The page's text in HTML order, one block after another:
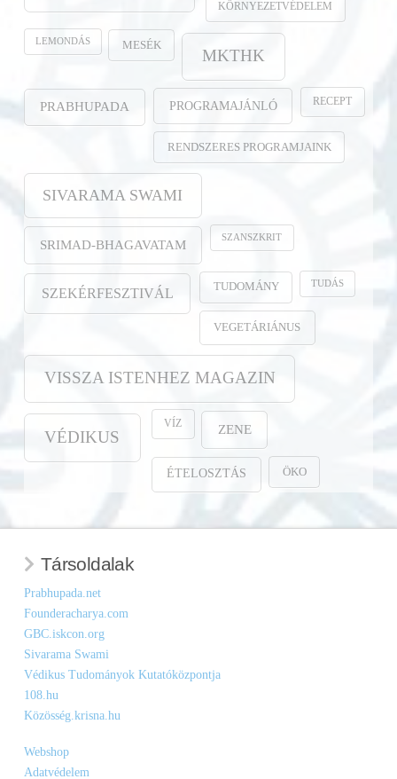
KÖRNYEZETVÉDELEM
LEMONDÁS MESÉK
MKTHK
PRABHUPADA PROGRAMAJÁNLÓ RECEPT
RENDSZERES PROGRAMJAINK
SIVARAMA SWAMI
SRIMAD-BHAGAVATAM SZANSZKRIT
SZEKÉRFESZTIVÁL TUDOMÁNY TUDÁS
VEGETÁRIÁNUS
VISSZA ISTENHEZ MAGAZIN
VÉDIKUS
VÍZ ZENE
ÉTELOSZTÁS ÖKO
Társoldalak
Prabhupada.net
Founderacharya.com
GBC.iskcon.org
Sivarama Swami
Védikus Tudományok Kutatóközpontja
108.hu
Közösség.krisna.hu
Webshop
Adatvédelem